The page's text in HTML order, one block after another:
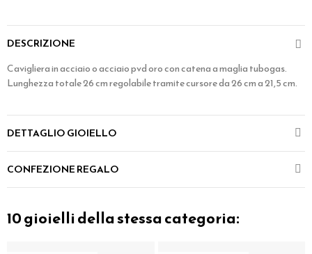
DESCRIZIONE
Cavigliera in acciaio o acciaio pvd oro con catena a maglia tubogas.
Lunghezza totale 26 cm regolabile tramite cursore da 26 cm a 21,5 cm.
DETTAGLIO GIOIELLO
CONFEZIONE REGALO
10 gioielli della stessa categoria: